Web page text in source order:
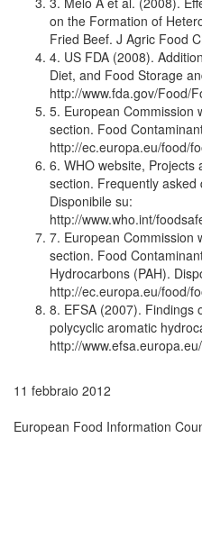
on the Formation of
Fried Beef. J Agric Food
4. US FDA (2008).
Diet, and Food Storage
http://www.fda.gov/Food/
5. European Commission
section. Food
http://ec.europa.eu/food/
6. WHO website,
section. Frequently
Disponibile su:
http://www.who.int/
7. European Commission
section. Food
Hydrocarbons (PAH).
http://ec.europa.eu/food/
8. EFSA (2007). Findings
polycyclic aromatic
http://
11 febbraio 2012
European Food Information